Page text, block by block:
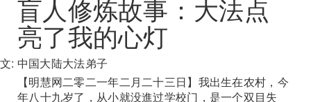
盲人修炼故事：大法点
亮了我的心灯
文: 中国大陆大法弟子
【明慧网二零二一年二月二十三日】我出生在农村，今
年八十九岁了，从小就没進过学校门，是一个双目失